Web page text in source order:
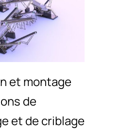
et montage
de
et de criblage